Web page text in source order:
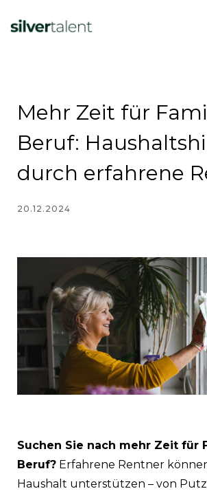
Mehr Zeit für
Beruf:
durch erfahrene
20.12.2024
Suchen Sie nach mehr Zeit für
Beruf? Erfahrene Rentner
Haushalt unterstützen – von